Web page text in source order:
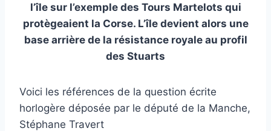
l’île sur l’exemple des Tours Martelots qui
protègeaient la Corse. L’île devient alors une
base arrière de la résistance royale au profil
des Stuarts
Voici les références de la question écrite
horlogère déposée par le député de la Manche,
Stéphane Travert